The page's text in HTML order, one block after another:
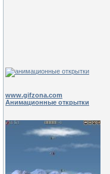
www.gifzona.com
Анимационные открытки